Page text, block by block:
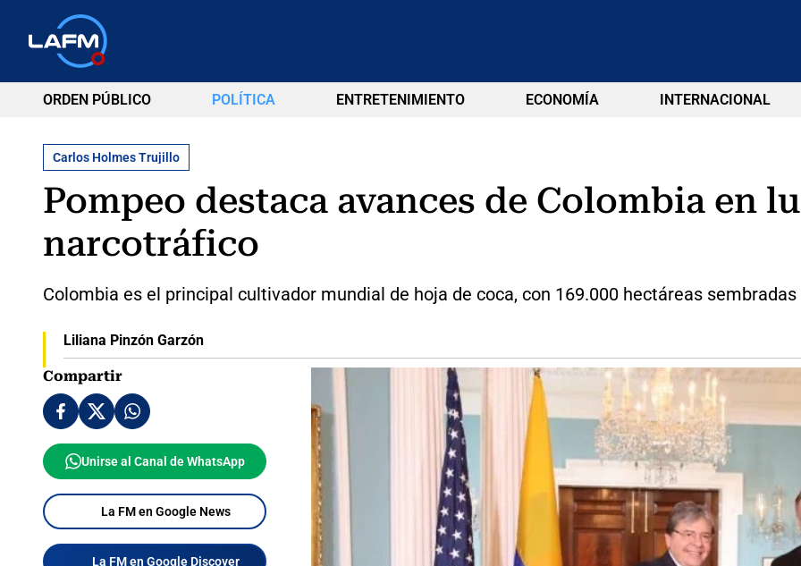
ORDEN PÚBLICO POLÍTICA ENTRETENIMIENTO ECONOMÍA INTERNACIONAL
Carlos Holmes Trujillo
Pompeo destaca avances de Colombia en
narcotráfico
Colombia es el principal cultivador mundial de hoja de coca, con 169.000 hectáreas sembradas
Liliana Pinzón Garzón
Compartir
Unirse al Canal de WhatsApp
La FM en Google News
La FM en Google Discover